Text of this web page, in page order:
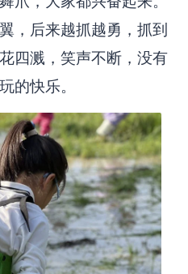
，后来越抓越勇，抓到
四溅，笑声不断，没有
的快乐。